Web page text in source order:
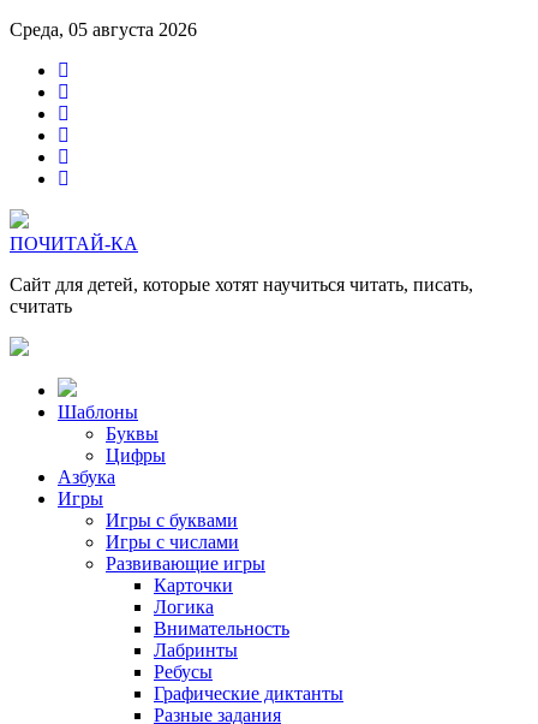
Среда, 05 августа 2026
ПОЧИТАЙ-КА
Сайт для детей, которые хотят научиться читать, писать,
считать
Шаблоны
Буквы
Цифры
Азбука
Игры
Игры с буквами
Игры с числами
Развивающие игры
Карточки
Логика
Внимательность
Лабринты
Ребусы
Графические диктанты
Разные задания